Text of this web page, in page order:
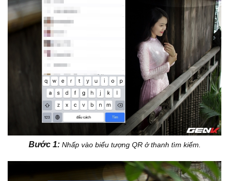
Bước 1:Nhấp vào biểu tượng QR ở thanh tìm kiếm.